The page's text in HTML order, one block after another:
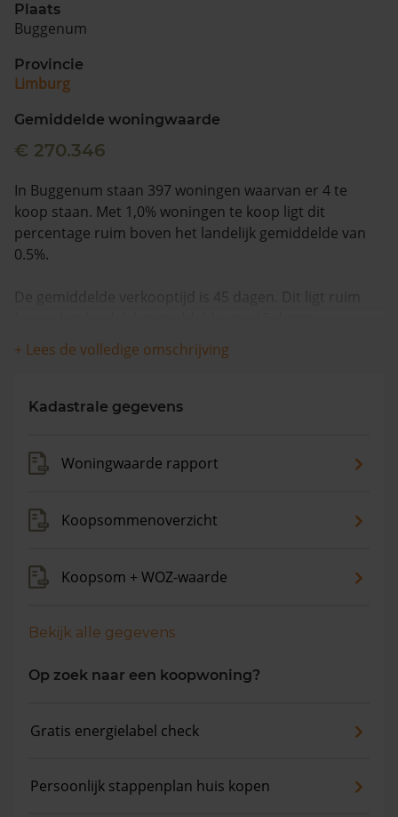
088 220 4200
Maandag t/m vrijdag - 08:00 -18:00
Plaats
Buggenum
Provincie
Limburg
Gemiddelde woningwaarde
€ 270.346
In Buggenum staan 397 woningen waarvan er 4 te
koop staan. Met 1,0% woningen te koop ligt dit
percentage ruim boven het landelijk gemiddelde van
0.5%.
De gemiddelde verkooptijd is 45 dagen. Dit ligt ruim
De gemiddelde huizenprijs is €641.000. De gemiddelde
de gemiddelde woningwaarde met 9,1% gestegen.
+ Lees de volledige omschrijving
Kadastrale gegevens
Woningwaarde rapport
Koopsommenoverzicht
Koopsom + WOZ-waarde
Bekijk alle gegevens
Op zoek naar een koopwoning?
Gratis energielabel check
Persoonlijk stappenplan huis kopen